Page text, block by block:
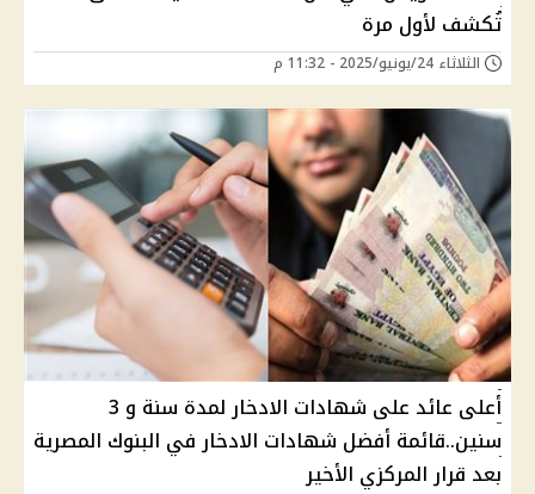
تُكشف لأول مرة
الثلاثاء 24/يونيو/2025 - 11:32 م
أعلى عائد على شهادات الادخار لمدة سنة و 3
سنين..قائمة أفضل شهادات الادخار في البنوك المصرية
بعد قرار المركزي الأخير